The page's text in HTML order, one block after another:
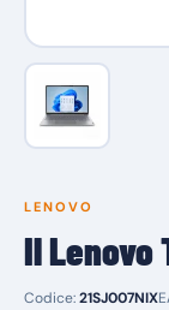
LENOVO
Il Lenovo
Codice:21SJ007NIX